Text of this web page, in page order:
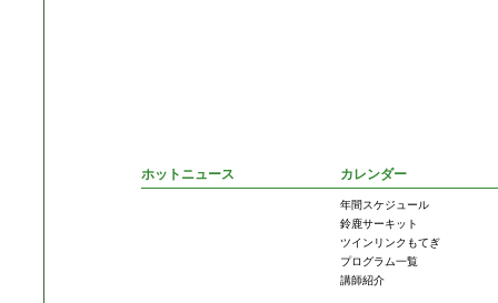
ホットニュース カレンダー
年間スケジュール
鈴鹿サーキット
ツインリンクもてぎ
プログラム一覧
講師紹介